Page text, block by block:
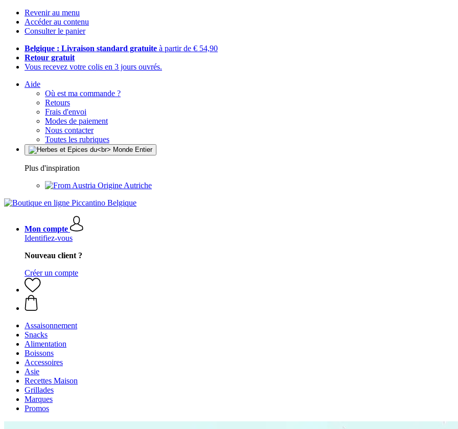
Revenir au menu
Accéder au contenu
Consulter le panier
Belgique : Livraison standard gratuite à partir de € 54,90
Retour gratuit
Vous recevez votre colis en 3 jours ouvrés.
Aide
Où est ma commande ?
Retours
Frais d'envoi
Modes de paiement
Nous contacter
Toutes les rubriques
Plus d'inspiration
Origine Autriche
Mon compte
Identifiez-vous
Nouveau client ?
Créer un compte
Assaisonnement
Snacks
Alimentation
Boissons
Accessoires
Asie
Recettes Maison
Grillades
Marques
Promos